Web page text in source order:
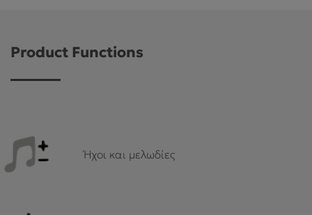
Product Functions
Ήχοι και μελωδίες